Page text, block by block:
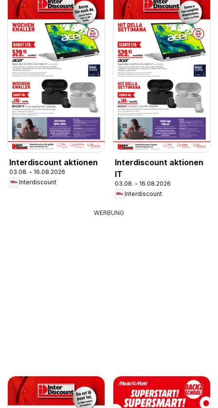
Interdiscount aktionen
03.08. - 16.08.2026
Interdiscount
Interdiscount aktionen
IT
03.08. - 16.08.2026
Interdiscount
WERBUNG